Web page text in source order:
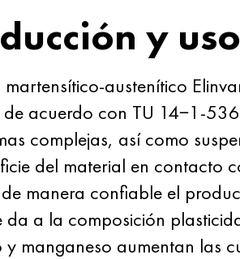
y uso
martensítico-austenítico
acuerdo con TU 14−1-
complejas, así como
del material en contacto
manera confiable el
da a la composición
y manganeso aumentan las